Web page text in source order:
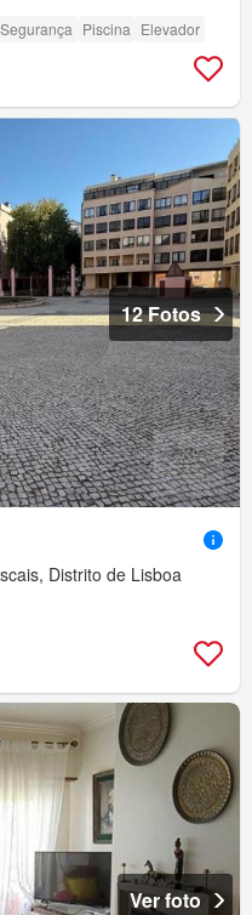
Segurança Piscina Elevador
12 Fotos
Distrito de Lisboa
Ver foto